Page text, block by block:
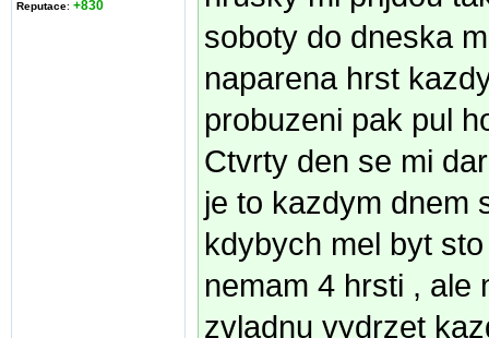
Reputace: +830
soboty do dneska
naparena hrst
probuzeni pak pul
Ctvrty den se mi
je to kazdym dnem
kdybych mel byt
nemam 4 hrsti , ale
zvladnu vydrzet